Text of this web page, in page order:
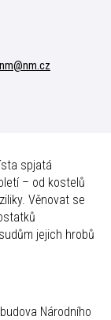
nm@nm.cz
spjatá
– od kostelů
Věnovat se
jejich hrobů
Národního